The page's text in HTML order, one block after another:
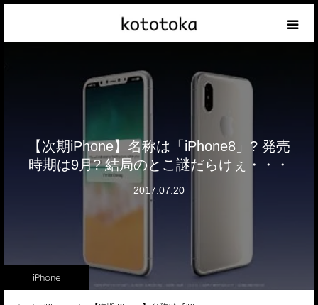
【次期iPhone】名称は「iPhone8」? 発売
時期は9月? 結局のとこ謎だらけぇ・・・
2017.07.20
iPhone
iPhoneの話
その他の話